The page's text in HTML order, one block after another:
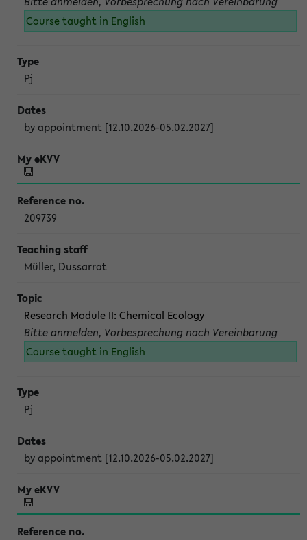
Course taught in English
Pj
by appointment [12.10.2026-05.02.2027]
209739
Müller, Dussarrat
Research Module II: Chemical Ecology
Bitte anmelden, Vorbesprechung nach Vereinbarung
Course taught in English
Pj
by appointment [12.10.2026-05.02.2027]